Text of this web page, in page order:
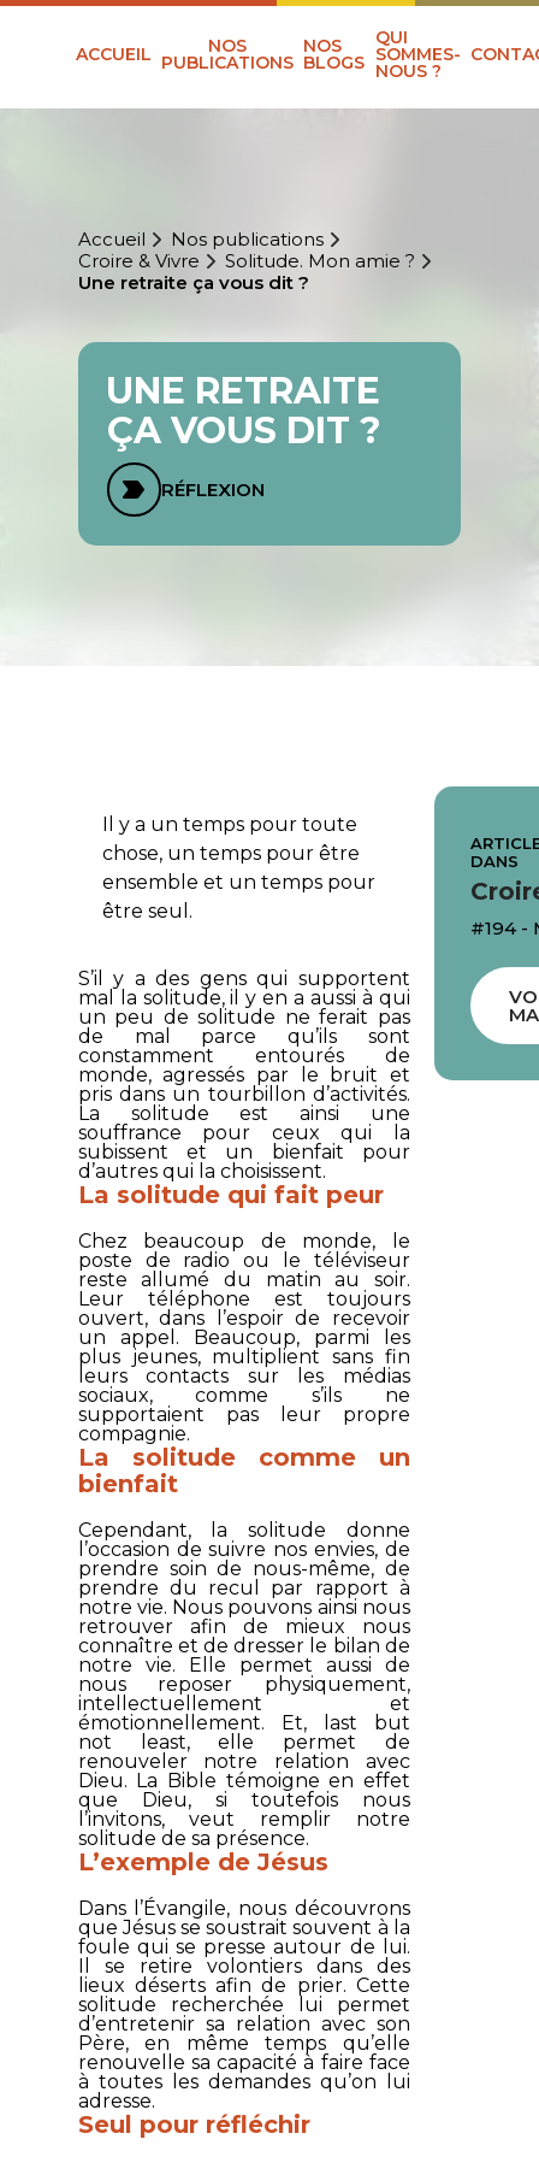
ACCUEIL NOS
PUBLICATIONS
NOS
BLOGS
QUI
SOMMES-
NOUS ?
Accueil
Nos publications
Croire & Vivre
Solitude. Mon amie ?
Une retraite ça vous dit ?
UNE RETRAITE
ÇA VOUS DIT ?
RÉFLEXION
Il y a un temps pour toute
chose, un temps pour être
ensemble et un temps pour
être seul.
S’il y a des gens qui supportent
mal la solitude, il y en a aussi à qui
un peu de solitude ne ferait pas
de mal parce qu’ils sont
constamment entourés de
monde, agressés par le bruit et
pris dans un tourbillon d’activités.
La solitude est ainsi une
souffrance pour ceux qui la
subissent et un bienfait pour
d’autres qui la choisissent.
La solitude qui fait peur
Chez beaucoup de monde, le
poste de radio ou le téléviseur
reste allumé du matin au soir.
Leur téléphone est toujours
ouvert, dans l’espoir de recevoir
un appel. Beaucoup, parmi les
plus jeunes, multiplient sans fin
leurs contacts sur les médias
sociaux, comme s’ils ne
supportaient pas leur propre
compagnie.
La solitude comme un
bienfait
Cependant, la solitude donne
l’occasion de suivre nos envies, de
prendre soin de nous-même, de
prendre du recul par rapport à
notre vie. Nous pouvons ainsi nous
retrouver afin de mieux nous
connaître et de dresser le bilan de
notre vie. Elle permet aussi de
nous reposer physiquement,
intellectuellement et
émotionnellement. Et, last but
not least, elle permet de
renouveler notre relation avec
Dieu. La Bible témoigne en effet
que Dieu, si toutefois nous
l’invitons, veut remplir notre
solitude de sa présence.
L’exemple de Jésus
Dans l’Évangile, nous découvrons
que Jésus se soustrait souvent à la
foule qui se presse autour de lui.
Il se retire volontiers dans des
lieux déserts afin de prier. Cette
solitude recherchée lui permet
d’entretenir sa relation avec son
Père, en même temps qu’elle
renouvelle sa capacité à faire face
à toutes les demandes qu’on lui
adresse.
Seul pour réfléchir
DANS
#194 -